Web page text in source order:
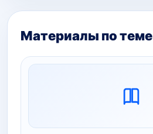
Материалы по теме